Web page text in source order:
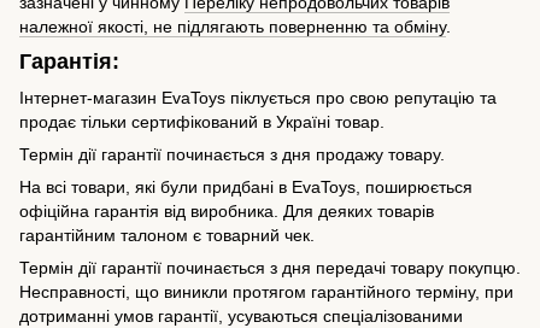
належної якості, не підлягають поверненню та обміну.
Гарантія:
Інтернет-магазин EvaToys піклується про свою репутацію та
продає тільки сертифікований в Україні товар.
Термін дії гарантії починається з дня продажу товару.
На всі товари, які були придбані в EvaToys, поширюється
офіційна гарантія від виробника. Для деяких товарів
гарантійним талоном є товарний чек.
Термін дії гарантії починається з дня передачі товару покупцю.
Несправності, що виникли протягом гарантійного терміну, при
дотриманні умов гарантії, усуваються спеціалізованими